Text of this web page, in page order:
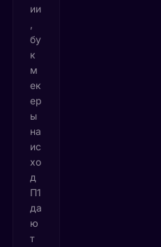
ии
бу
к
м
ек
ер
ы
на
ис
хо
д
П1
да
ю
т